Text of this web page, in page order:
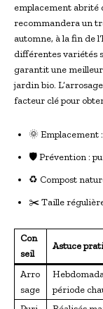
emplacement abrité
recommandera un
automne, à la fin de
différentes variétés
garantit une
jardin bio.
facteur clé pour
🌞 Emplacement
🛡️ Prévention :
♻️ Compost
✂️ Taille
Con
seil
Astuce
Arro
sage
période